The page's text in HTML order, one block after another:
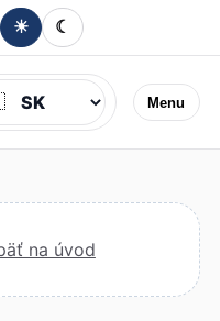
☀ ☾
Menu
Jazyk
na úvod